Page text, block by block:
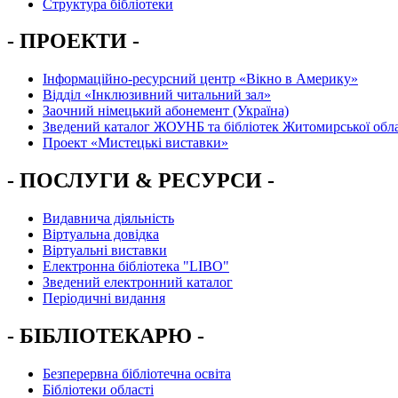
Структура бібліотеки
- ПРОЕКТИ -
Інформаційно-ресурсний центр «Вікно в Америку»
Вiддiл «Інклюзивний читальний зал»
Заочний німецький абонемент (Україна)
Зведений каталог ЖОУНБ та бібліотек Житомирської
Проект «Мистецькі виставки»
- ПОСЛУГИ & РЕСУРСИ -
Видавнича діяльність
Віртуальна довідка
Віртуальні виставки
Електронна бібліотека "LIBO"
Зведений електронний каталог
Періодичні видання
- БІБЛІОТЕКАРЮ -
Безперервна бібліотечна освіта
Бібліотеки області